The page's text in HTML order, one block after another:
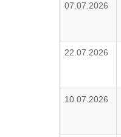
07.07.2026
22.07.2026
10.07.2026